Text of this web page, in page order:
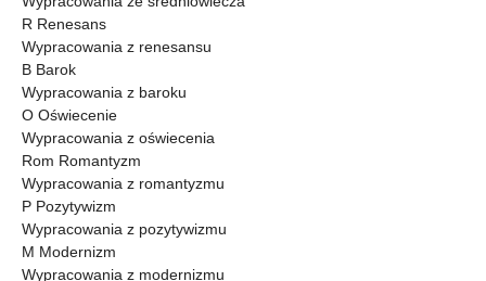
R Renesans
Wypracowania z renesansu
B Barok
Wypracowania z baroku
O Oświecenie
Wypracowania z oświecenia
Rom Romantyzm
Wypracowania z romantyzmu
P Pozytywizm
Wypracowania z pozytywizmu
M Modernizm
Wypracowania z modernizmu